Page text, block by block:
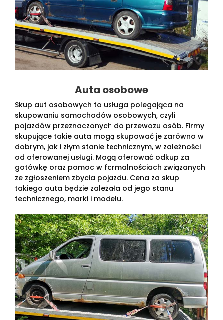
Auta osobowe
Skup aut osobowych to usługa polegająca na
skupowaniu samochodów osobowych, czyli
pojazdów przeznaczonych do przewozu osób. Firmy
skupujące takie auta mogą skupować je zarówno w
dobrym, jak i złym stanie technicznym, w zależności
od oferowanej usługi. Mogą oferować odkup za
gotówkę oraz pomoc w formalnościach związanych
ze zgłoszeniem zbycia pojazdu. Cena za skup
takiego auta będzie zależała od jego stanu
technicznego, marki i modelu.